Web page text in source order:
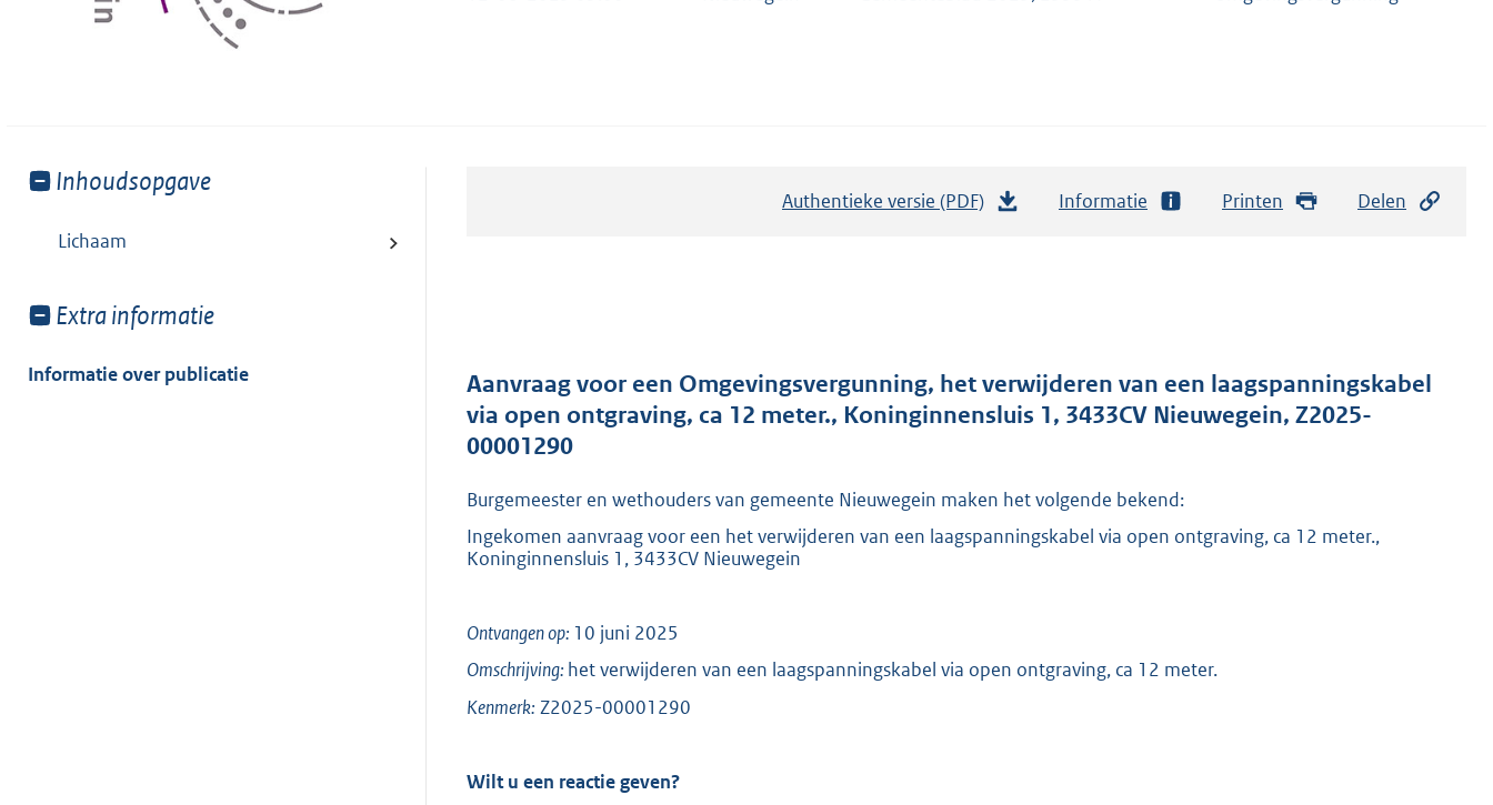
Toon
van:
Inhoudsopgave
Lichaam
Toon
van:
Extra informatie
Informatie over publicatie
Authentieke versie (PDF)
d
s
o
o
2
Informatie Printen Delen
Aanvraag voor een Omgevingsvergunning, het verwijderen van een laagspanningskabel
via open ontgraving, ca 12 meter., Koninginnensluis 1, 3433CV Nieuwegein, Z2025-
00001290
Burgemeester en wethouders van gemeente Nieuwegein maken het volgende bekend:
Ingekomen aanvraag voor een het verwijderen van een laagspanningskabel via open ontgraving, ca 12 meter.,
Koninginnensluis 1, 3433CV Nieuwegein
Ontvangen op: 10 juni 2025
Omschrijving: het verwijderen van een laagspanningskabel via open ontgraving, ca 12 meter.
Kenmerk: Z2025-00001290
Wilt u een reactie geven?